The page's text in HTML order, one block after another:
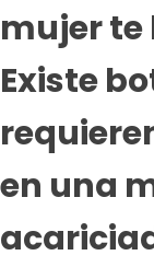
mujer te
Existe
en una